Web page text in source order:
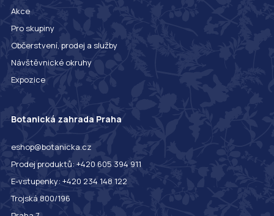
Akce
Pro skupiny
Občerstvení, prodej a služby
Návštěvnické okruhy
Expozice
Botanická zahrada Praha
eshop@botanicka.cz
Prodej produktů: +420 605 394 911
E-vstupenky: +420 234 148 122
Trojská 800/196